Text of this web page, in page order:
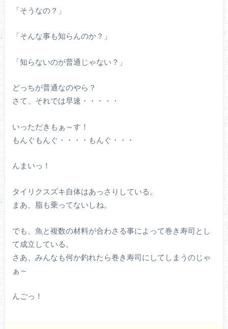
「そうなの？」
「そんな事も知らんのか？」
「知らないのが普通じゃない？」
どっちが普通なのやら？
さて、それでは早速・・・・・
いっただきもぁ～す！
もんぐもんぐ・・・・もんぐ・・・
んまいっ！
タイリクスズキ自体はあっさりしている。
まあ、脂も乗ってないしね。
でも、魚と複数の材料が合わさる事によって巻き寿司とし
て成立している。
さあ、みんなも何か釣れたら巻き寿司にしてしまうのじゃ
ぁ～
んごっ！